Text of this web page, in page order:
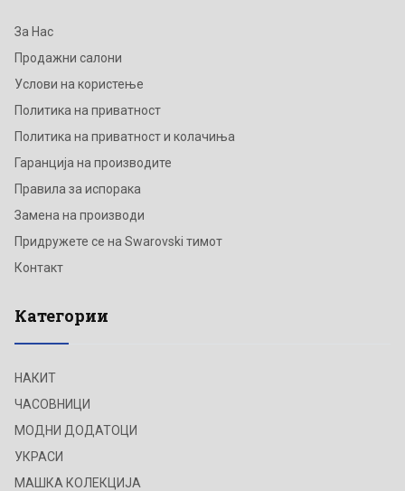
За Нас
Продажни салони
Услови на користење
Политика на приватност
Политика на приватност и колачиња
Гаранција на производите
Правила за испорака
Замена на производи
Придружете се на Swarovski тимот
Контакт
Категории
НАКИТ
ЧАСОВНИЦИ
МОДНИ ДОДАТОЦИ
УКРАСИ
МАШКА КОЛЕКЦИЈА